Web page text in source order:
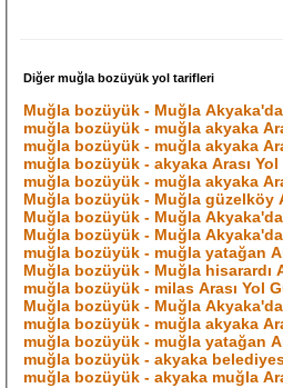
Diğer muğla bozüyük yol tarifleri
Muğla bozüyük - Muğla Akyaka'da
muğla bozüyük - muğla akyaka
muğla bozüyük - muğla akyaka
muğla bozüyük - akyaka Arası Yol
muğla bozüyük - muğla akyaka
Muğla bozüyük - Muğla güzelköy
Muğla bozüyük - Muğla Akyaka'da
Muğla bozüyük - Muğla Akyaka'da
muğla bozüyük - muğla yatağan
Muğla bozüyük - Muğla hisarardı
muğla bozüyük - milas Arası Yol
Muğla bozüyük - Muğla Akyaka'da
muğla bozüyük - muğla akyaka
muğla bozüyük - muğla yatağan
muğla bozüyük - akyaka
muğla bozüyük - akyaka muğla